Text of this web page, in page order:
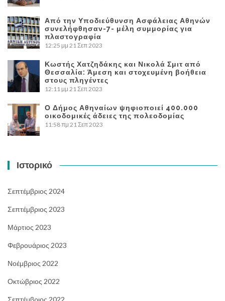
Από την Υποδιεύθυνση Ασφάλειας Αθηνών
συνελήφθησαν-7- μέλη συμμορίας για
πλαστογραφία
12:25 μμ 21 Σεπ 2023
Κωστής Χατζηδάκης και Νικολά Σμιτ από
Θεσσαλία: Άμεση και στοχευμένη βοήθεια
στους πληγέντες
12:11 μμ 21 Σεπ 2023
Ο Δήμος Αθηναίων ψηφιοποιεί 400.000
οικοδομικές άδειες της πολεοδομίας
11:58 πμ 21 Σεπ 2023
Ιστορικό
Σεπτέμβριος 2024
Σεπτέμβριος 2023
Μάρτιος 2023
Φεβρουάριος 2023
Νοέμβριος 2022
Οκτώβριος 2022
Σεπτέμβριος 2022